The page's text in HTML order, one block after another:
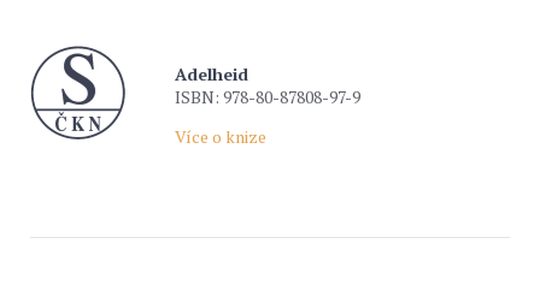
Adelheid
ISBN: 978-80-87808-97-9
Více o knize